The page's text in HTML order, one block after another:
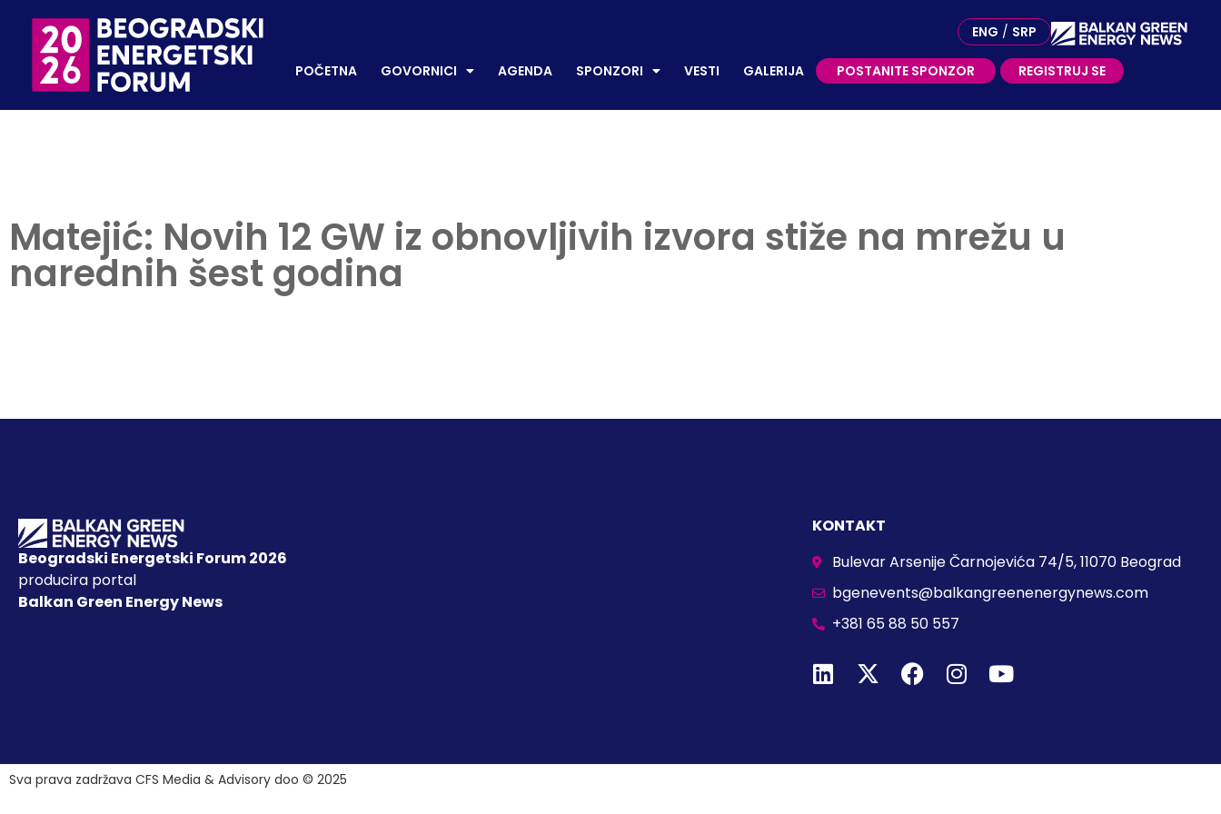
POČETNA
ENG / SRP
POČETNA GOVORNICI AGENDA SPONZORI VESTI GALERIJA POSTANITE SPONZOR REGISTRUJ SE
Matejić: Novih 12 GW iz obnovljivih izvora stiže na mrežu u
narednih šest godina
Beogradski Energetski Forum 2026
producira portal
Balkan Green Energy News
KONTAKT
Bulevar Arsenije Čarnojevića 74/5, 11070 Beograd
bgenevents@balkangreenenergynews.com
+381 65 88 50 557
Sva prava zadržava CFS Media & Advisory doo © 2025